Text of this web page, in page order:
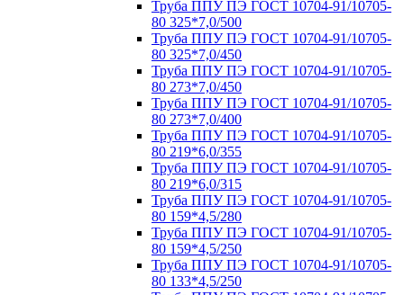
Труба ППУ ПЭ ГОСТ 10704-91/10705-
80 325*7,0/500
Труба ППУ ПЭ ГОСТ 10704-91/10705-
80 325*7,0/450
Труба ППУ ПЭ ГОСТ 10704-91/10705-
80 273*7,0/450
Труба ППУ ПЭ ГОСТ 10704-91/10705-
80 273*7,0/400
Труба ППУ ПЭ ГОСТ 10704-91/10705-
80 219*6,0/355
Труба ППУ ПЭ ГОСТ 10704-91/10705-
80 219*6,0/315
Труба ППУ ПЭ ГОСТ 10704-91/10705-
80 159*4,5/280
Труба ППУ ПЭ ГОСТ 10704-91/10705-
80 159*4,5/250
Труба ППУ ПЭ ГОСТ 10704-91/10705-
80 133*4,5/250